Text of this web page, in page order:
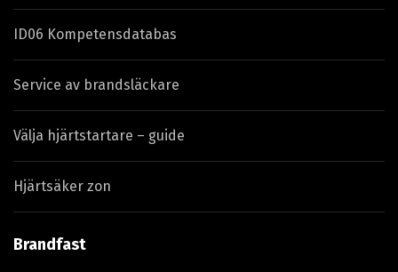
ID06 Kompetensdatabas
Service av brandsläckare
Välja hjärtstartare – guide
Hjärtsäker zon
Brandfast